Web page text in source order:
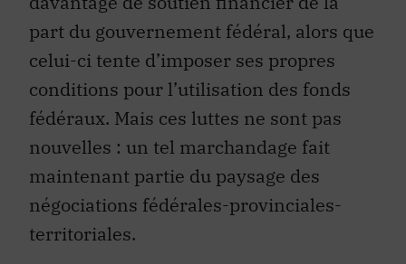
part du gouvernement fédéral, alors que
celui-ci tente d’imposer ses propres
conditions pour l’utilisation des fonds
fédéraux. Mais ces luttes ne sont pas
nouvelles : un tel marchandage fait
maintenant partie du paysage des
négociations fédérales-provinciales-
territoriales.